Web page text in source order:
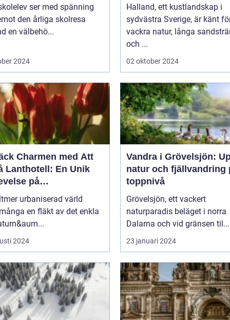
ser med spänning
den årliga skolresa
en välbehö...
2024
Halland, ett kustlandskap i
sydvästra Sverige, är känt
vackra natur, långa
och ...
02 oktober 2024
Charmen med Att
Lanthotell: En Unik
på
urbaniserad värld
en fläkt av det enkla
2024
Vandra i Grövelsjön:
natur och fjällvandring
toppnivå
Grövelsjön, ett vackert
naturparadis beläget i norra
Dalarna och vid gränsen til...
23 januari 2024